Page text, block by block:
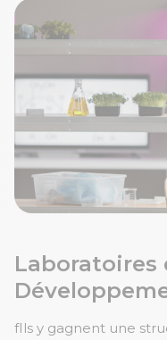
Laboratoires
fIls y gagnent une